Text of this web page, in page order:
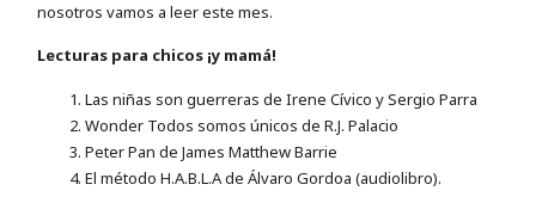
nosotros vamos a leer este mes.
Lecturas para chicos ¡y mamá!
Las niñas son guerreras de Irene Cívico y Sergio Parra
Wonder Todos somos únicos de R.J. Palacio
Peter Pan de James Matthew Barrie
El método H.A.B.L.A de Álvaro Gordoa (audiolibro).